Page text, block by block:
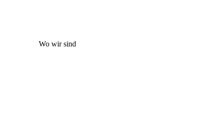
Wo wir sind